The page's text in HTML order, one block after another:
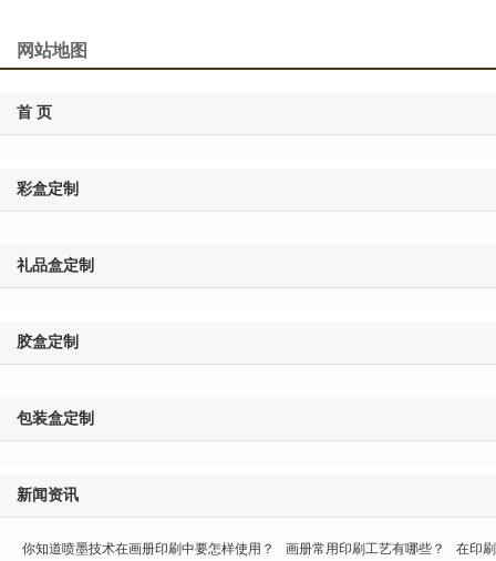
网站地图
首 页
彩盒定制
礼品盒定制
胶盒定制
包装盒定制
新闻资讯
你知道喷墨技术在画册印刷中要怎样使用？ 画册常用印刷工艺有哪些？ 在印